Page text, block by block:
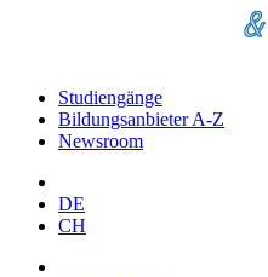
Studiengänge
Bildungsanbieter A-Z
Newsroom
DE
CH